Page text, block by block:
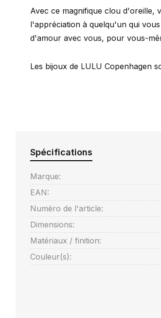
Avec ce magnifique clou d'oreille,
l'appréciation à quelqu'un qui
d'amour avec vous, pour vous-
Les bijoux de LULU Copenhagen
Spécifications
Marque:
EAN:
Numéro de l'article:
Dimensions:
Matériaux / finition:
Couleur(s):